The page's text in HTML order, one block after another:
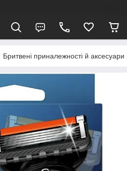
Бритвені приналежності й аксесуари